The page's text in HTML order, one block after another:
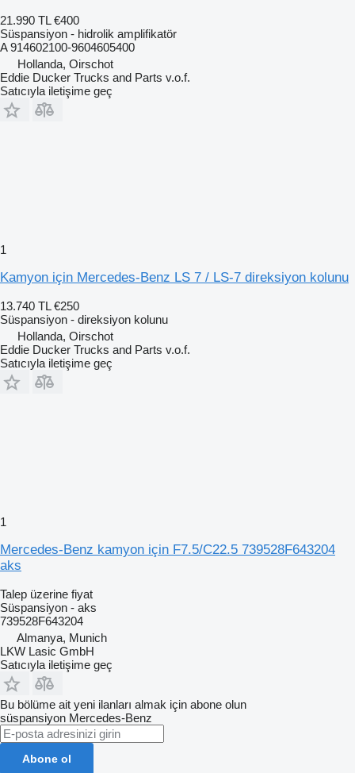
21.990 TL €400
Süspansiyon - hidrolik amplifikatör
A 914602100-9604605400
Hollanda, Oirschot
Eddie Ducker Trucks and Parts v.o.f.
Satıcıyla iletişime geç
1
Kamyon için Mercedes-Benz LS 7 / LS-7 direksiyon kolunu
13.740 TL €250
Süspansiyon - direksiyon kolunu
Hollanda, Oirschot
Eddie Ducker Trucks and Parts v.o.f.
Satıcıyla iletişime geç
1
Mercedes-Benz kamyon için F7.5/C22.5 739528F643204
aks
Talep üzerine fiyat
Süspansiyon - aks
739528F643204
Almanya, Munich
LKW Lasic GmbH
Satıcıyla iletişime geç
Bu bölüme ait yeni ilanları almak için abone olun
süspansiyon Mercedes-Benz
Abone ol